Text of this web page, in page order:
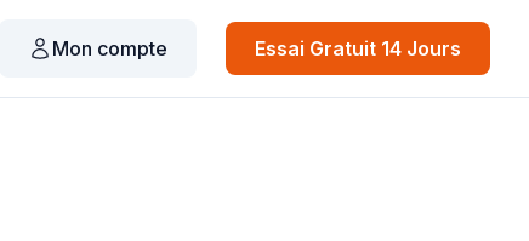
Mon compte Essai Gratuit 14 Jours